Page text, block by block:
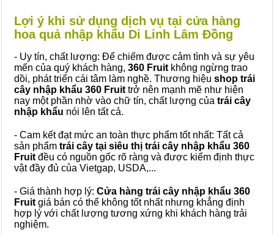
Lợi ý khi sử dụng dịch vụ tại cửa hàng
hoa quả nhập khẩu Di Linh Lâm Đồng
- Uy tín, chất lượng: Để chiếm được cảm tình và sự yêu
mến của quý khách hàng, 360 Fruit không ngừng trao
dồi, phát triển cái tâm làm nghề. Thương hiệu shop trái
cây nhập khẩu 360 Fruit trở nên mạnh mẽ như hiện
nay một phần nhờ vào chữ tín, chất lượng của trái cây
nhập khẩu nói lên tất cả.
- Cam kết đạt mức an toàn thực phẩm tốt nhất: Tất cả
sản phẩm trái cây tại siêu thị trái cây nhập khẩu 360
Fruit đều có nguồn gốc rõ ràng và được kiểm định thực
vật đầy đủ của Vietgap, USDA,...
- Giá thành hợp lý: Cửa hàng trái cây nhập khẩu 360
Fruit giá bán có thể không tốt nhất nhưng khẳng định
hợp lý với chất lượng tương xứng khi khách hàng trải
nghiệm.